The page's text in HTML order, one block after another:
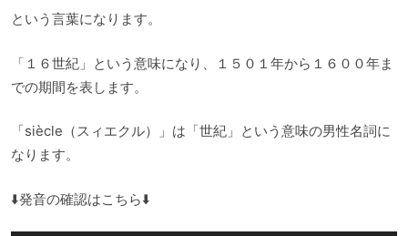
という言葉になります。
「１６世紀」という意味になり、１５０１年から１６００年ま
での期間を表します。
「siècle（スィエクル）」は「世紀」という意味の男性名詞に
なります。
⬇️発音の確認はこちら⬇️